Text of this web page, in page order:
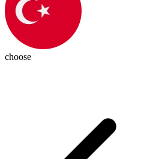
choose